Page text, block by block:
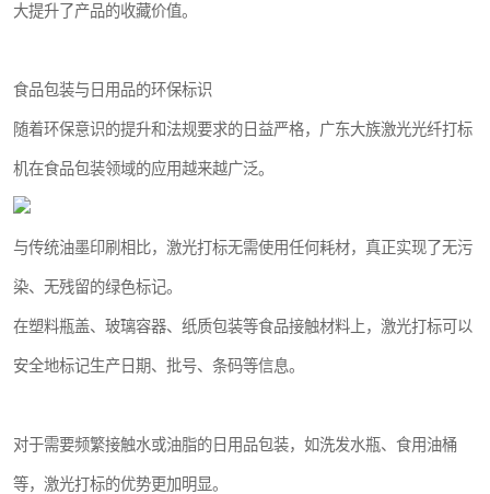
大提升了产品的收藏价值。
食品包装与日用品的环保标识
随着环保意识的提升和法规要求的日益严格，广东大族激光光纤打标
机在食品包装领域的应用越来越广泛。
与传统油墨印刷相比，激光打标无需使用任何耗材，真正实现了无污
染、无残留的绿色标记。
在塑料瓶盖、玻璃容器、纸质包装等食品接触材料上，激光打标可以
安全地标记生产日期、批号、条码等信息。
对于需要频繁接触水或油脂的日用品包装，如洗发水瓶、食用油桶
等，激光打标的优势更加明显。